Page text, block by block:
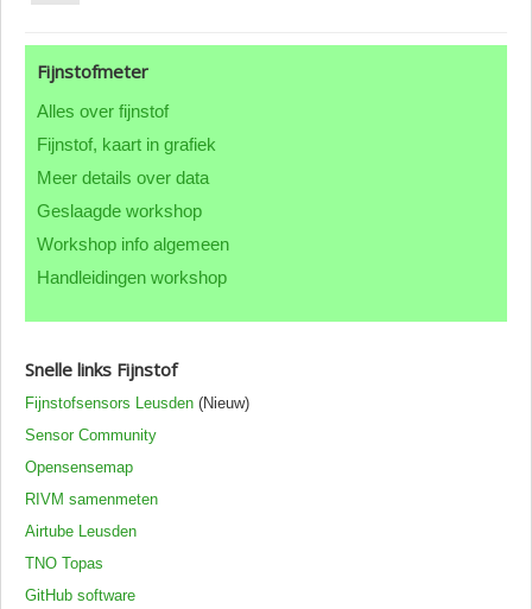
Blog CML
Over CML
Groepen & thema's
ANBI
Contact CML
Fijnstofmeter
Alles over fijnstof
Fijnstof, kaart in grafiek
Meer details over data
Geslaagde workshop
Workshop info algemeen
Handleidingen workshop
Snelle links Fijnstof
Fijnstofsensors Leusden (Nieuw)
Sensor Community
Opensensemap
RIVM samenmeten
Airtube Leusden
TNO Topas
GitHub software